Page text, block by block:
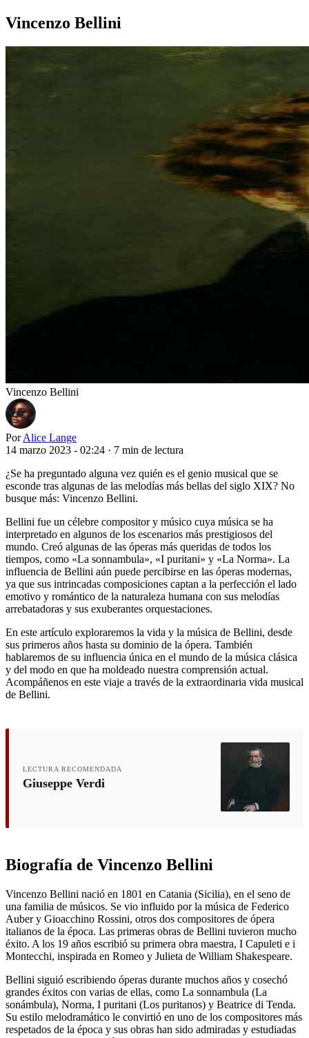
Vincenzo Bellini
Vincenzo Bellini
Por Alice Lange
14 marzo 2023 - 02:24 · 7 min de lectura
¿Se ha preguntado alguna vez quién es el genio musical que se
esconde tras algunas de las melodías más bellas del siglo XIX? No
busque más: Vincenzo Bellini.
Bellini fue un célebre compositor y músico cuya música se ha
interpretado en algunos de los escenarios más prestigiosos del
mundo. Creó algunas de las óperas más queridas de todos los
tiempos, como «La sonnambula», «I puritani» y «La Norma». La
influencia de Bellini aún puede percibirse en las óperas modernas,
ya que sus intrincadas composiciones captan a la perfección el lado
emotivo y romántico de la naturaleza humana con sus melodías
arrebatadoras y sus exuberantes orquestaciones.
En este artículo exploraremos la vida y la música de Bellini, desde
sus primeros años hasta su dominio de la ópera. También
hablaremos de su influencia única en el mundo de la música clásica
y del modo en que ha moldeado nuestra comprensión actual.
Acompáñenos en este viaje a través de la extraordinaria vida musical
de Bellini.
LECTURA RECOMENDADA
Giuseppe Verdi
Biografía de Vincenzo Bellini
Vincenzo Bellini nació en 1801 en Catania (Sicilia), en el seno de
una familia de músicos. Se vio influido por la música de Federico
Auber y Gioacchino Rossini, otros dos compositores de ópera
italianos de la época. Las primeras obras de Bellini tuvieron mucho
éxito. A los 19 años escribió su primera obra maestra, I Capuleti e i
Montecchi, inspirada en Romeo y Julieta de William Shakespeare.
Bellini siguió escribiendo óperas durante muchos años y cosechó
grandes éxitos con varias de ellas, como La sonnambula (La
sonámbula), Norma, I puritani (Los puritanos) y Beatrice di Tenda.
Su estilo melodramático le convirtió en uno de los compositores más
respetados de la época y sus obras han sido admiradas y estudiadas